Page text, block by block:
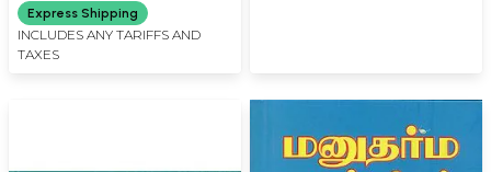
Express Shipping
INCLUDES ANY TARIFFS AND
TAXES